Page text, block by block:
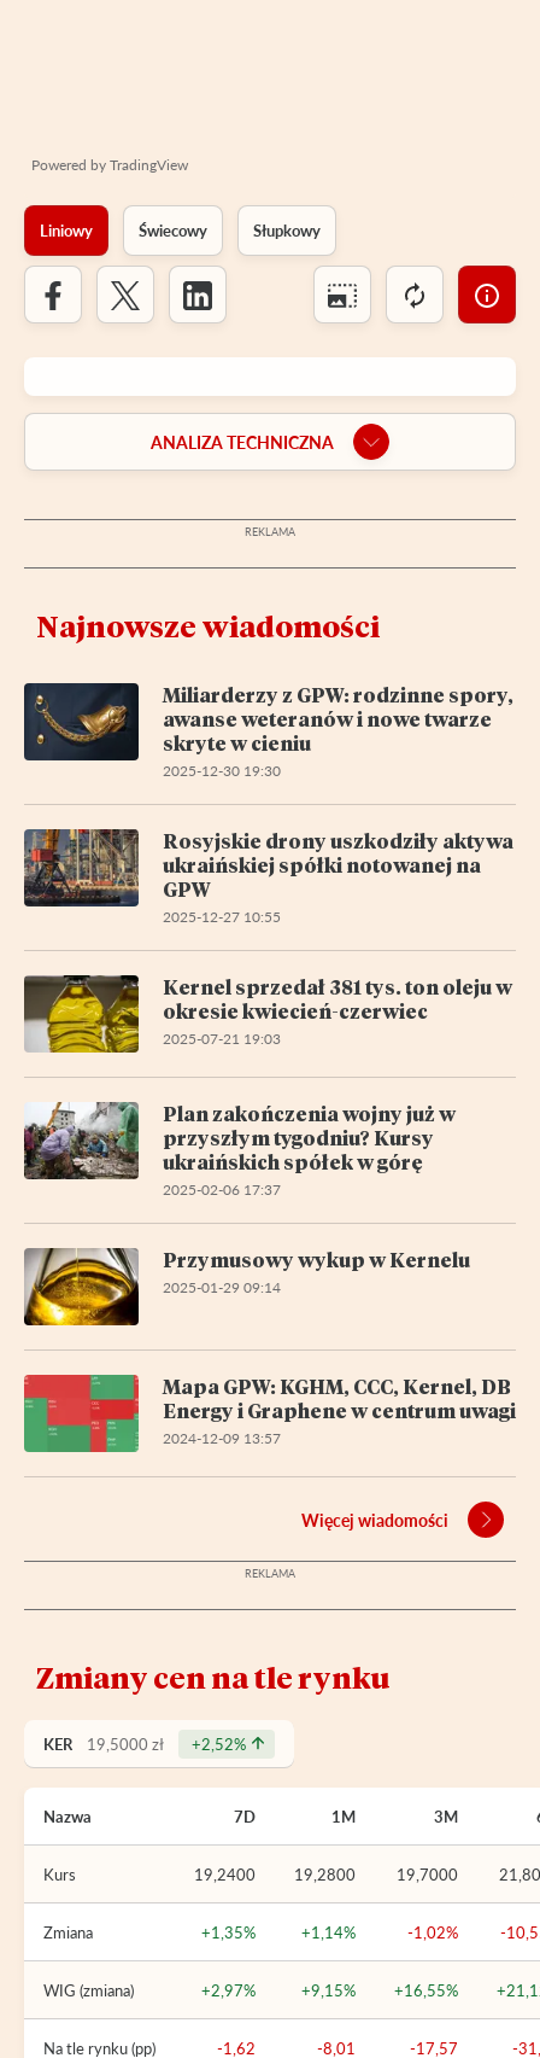
Powered by TradingView
Liniowy Świecowy Słupkowy
ANALIZA TECHNICZNA
Najnowsze wiadomości
Miliarderzy z GPW: rodzinne spory,
awanse weteranów i nowe twarze
skryte w cieniu
2025-12-30 19:30
Rosyjskie drony uszkodziły aktywa
ukraińskiej spółki notowanej na
GPW
2025-12-27 10:55
Kernel sprzedał 381 tys. ton oleju w
okresie kwiecień-czerwiec
2025-07-21 19:03
Plan zakończenia wojny już w
przyszłym tygodniu? Kursy
ukraińskich spółek w górę
2025-02-06 17:37
Przymusowy wykup w Kernelu
2025-01-29 09:14
Mapa GPW: KGHM, CCC, Kernel, DB
Energy i Graphene w centrum uwagi
2024-12-09 13:57
Więcej wiadomości
Zmiany cen na tle rynku
KER 19,5000 zł +2,52%
Nazwa 7D 1M 3M
Kurs 19,2400 19,2800 19,7000
Zmiana +1,35% +1,14% -1,02% -
WIG (zmiana) +2,97% +9,15% +16,55%
Na tle rynku (pp) -1,62 -8,01 -17,57 -